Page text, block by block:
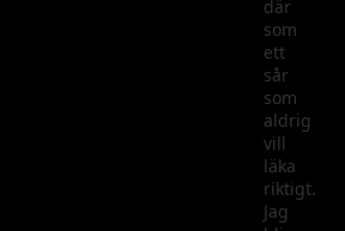
där
som
ett
sår
som
aldrig
vill
läka
riktigt.
Jag